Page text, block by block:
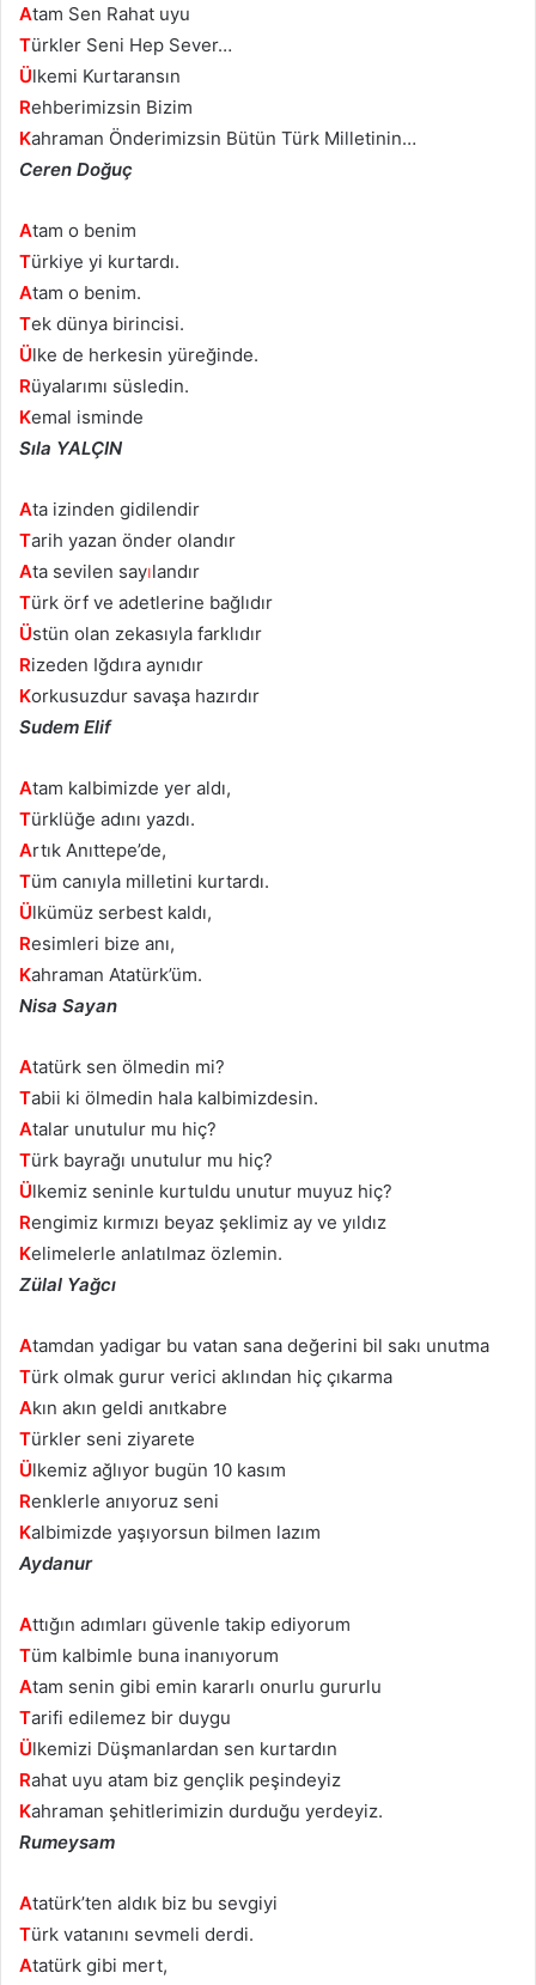
Atam Sen Rahat uyu
Türkler Seni Hep Sever…
Ülkemi Kurtaransın
Rehberimizsin Bizim
Kahraman Önderimizsin Bütün Türk Milletinin…
Ceren Doğuç
Atam o benim
Türkiye yi kurtardı.
Atam o benim.
Tek dünya birincisi.
Ülke de herkesin yüreğinde.
Rüyalarımı süsledin.
Kemal isminde
Sıla YALÇIN
Ata izinden gidilendir
Tarih yazan önder olandır
Ata sevilen sayılandır
Türk örf ve adetlerine bağlıdır
Üstün olan zekasıyla farklıdır
Rizeden Iğdıra aynıdır
Korkusuzdur savaşa hazırdır
Sudem Elif
Atam kalbimizde yer aldı,
Türklüğe adını yazdı.
Artık Anıttepe’de,
Tüm canıyla milletini kurtardı.
Ülkümüz serbest kaldı,
Resimleri bize anı,
Kahraman Atatürk’üm.
Nisa Sayan
Atatürk sen ölmedin mi?
Tabii ki ölmedin hala kalbimizdesin.
Atalar unutulur mu hiç?
Türk bayrağı unutulur mu hiç?
Ülkemiz seninle kurtuldu unutur muyuz hiç?
Rengimiz kırmızı beyaz şeklimiz ay ve yıldız
Kelimelerle anlatılmaz özlemin.
Zülal Yağcı
Atamdan yadigar bu vatan sana değerini bil sakı unutma
Türk olmak gurur verici aklından hiç çıkarma
Akın akın geldi anıtkabre
Türkler seni ziyarete
Ülkemiz ağlıyor bugün 10 kasım
Renklerle anıyoruz seni
Kalbimizde yaşıyorsun bilmen lazım
Aydanur
Attığın adımları güvenle takip ediyorum
Tüm kalbimle buna inanıyorum
Atam senin gibi emin kararlı onurlu gururlu
Tarifi edilemez bir duygu
Ülkemizi Düşmanlardan sen kurtardın
Rahat uyu atam biz gençlik peşindeyiz
Kahraman şehitlerimizin durduğu yerdeyiz.
Rumeysam
Atatürk’ten aldık biz bu sevgiyi
Türk vatanını sevmeli derdi.
Atatürk gibi mert,